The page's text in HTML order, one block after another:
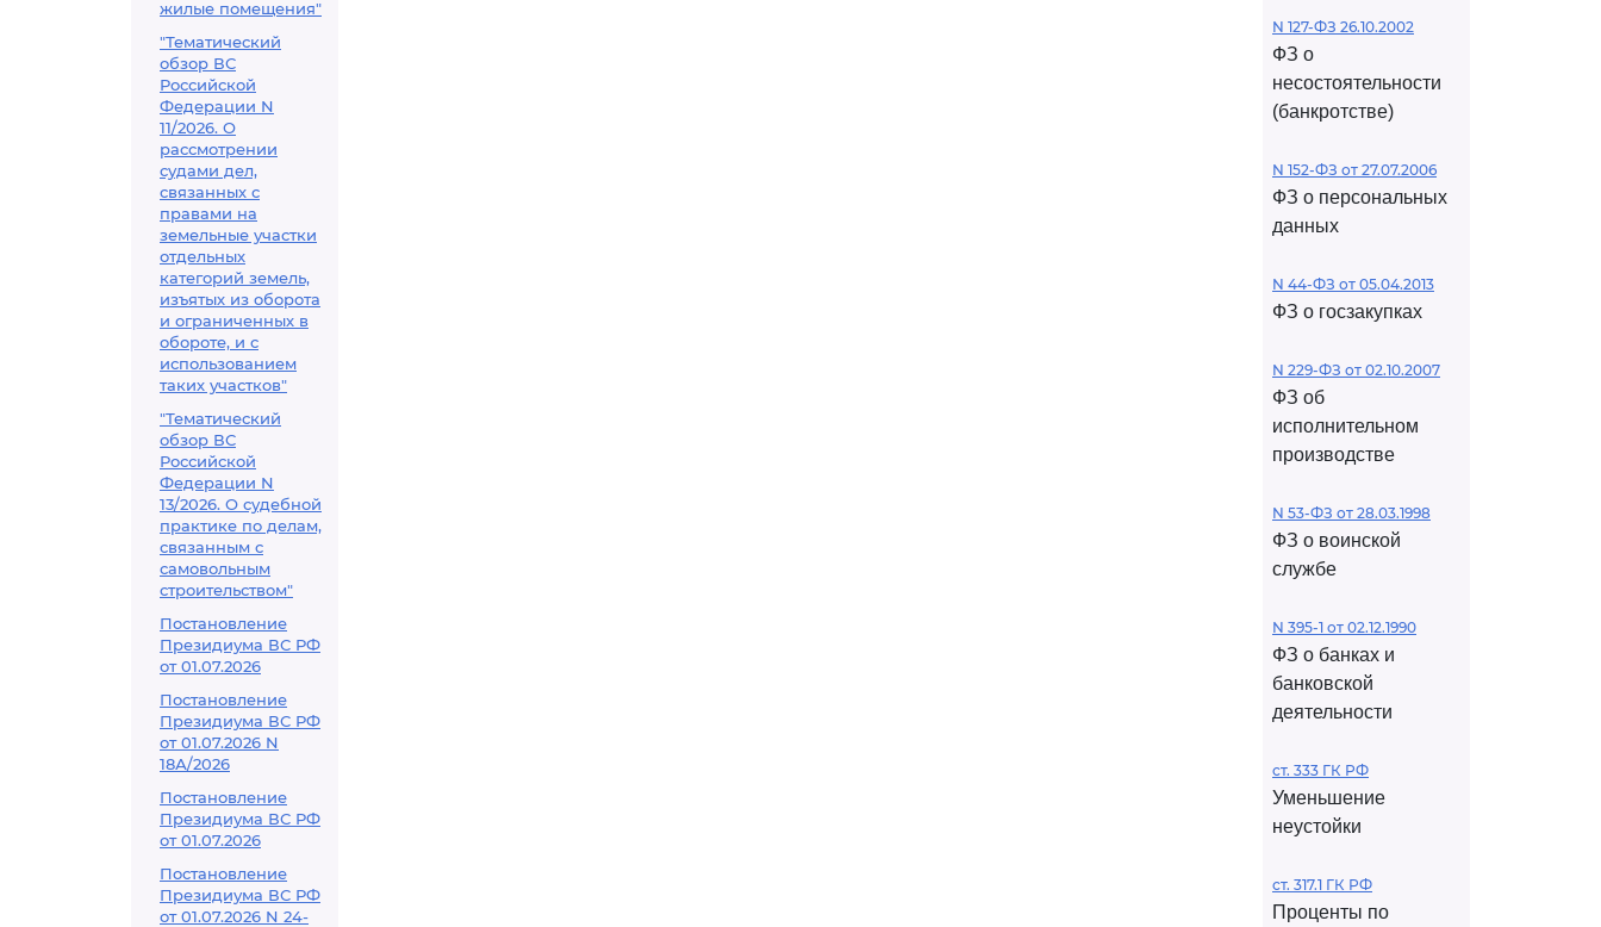
жилые помещения"
"Тематический
обзор ВС
Российской
Федерации N
11/2026. О
рассмотрении
судами дел,
связанных с
правами на
земельные участки
отдельных
категорий земель,
изъятых из оборота
и ограниченных в
обороте, и с
использованием
таких участков"
"Тематический
обзор ВС
Российской
Федерации N
13/2026. О судебной
практике по делам,
связанным с
самовольным
строительством"
Постановление
Президиума ВС РФ
от 01.07.2026
Постановление
Президиума ВС РФ
от 01.07.2026 N
18А/2026
Постановление
Президиума ВС РФ
от 01.07.2026
Постановление
Президиума ВС РФ
от 01.07.2026 N 24-
N 127-ФЗ 26.10.2002
ФЗ о
несостоятельности
(банкротстве)
N 152-ФЗ от 27.07.2006
ФЗ о персональных
данных
N 44-ФЗ от 05.04.2013
ФЗ о госзакупках
N 229-ФЗ от 02.10.2007
ФЗ об
исполнительном
производстве
N 53-ФЗ от 28.03.1998
ФЗ о воинской
службе
N 395-1 от 02.12.1990
ФЗ о банках и
банковской
деятельности
ст. 333 ГК РФ
Уменьшение
неустойки
ст. 317.1 ГК РФ
Проценты по